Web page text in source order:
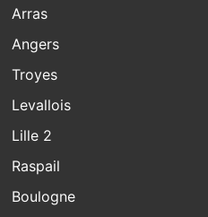
Arras
Angers
Troyes
Levallois
Lille 2
Raspail
Boulogne